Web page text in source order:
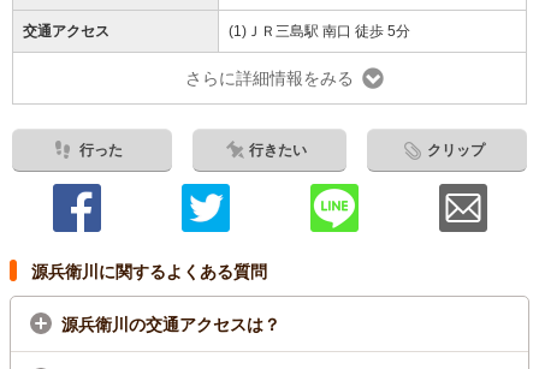
交通アクセス (1)ＪＲ三島駅 南口 徒歩 5分
さらに詳細情報をみる
行った 行きたい クリップ
源兵衛川に関するよくある質問
源兵衛川の交通アクセスは？